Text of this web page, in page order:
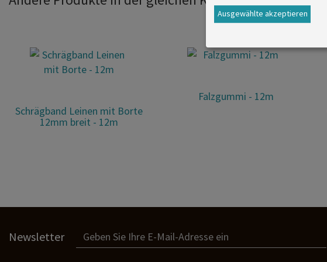
Schrägband Leinen mit Borte
12mm breit - 12m
Falzgummi - 12m
Newsletter
Ausgewählte akzeptieren